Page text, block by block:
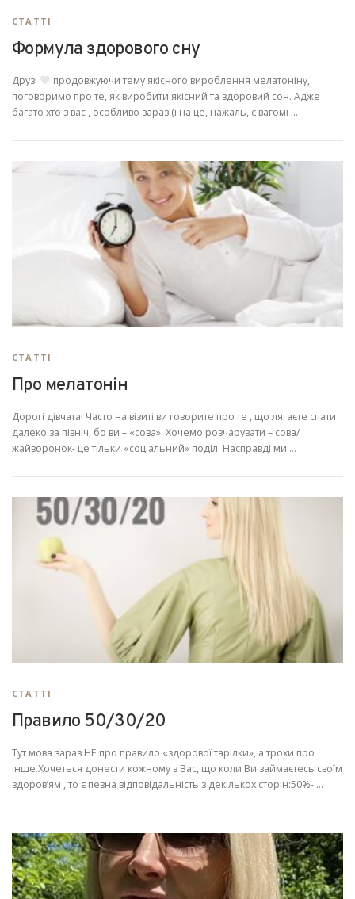
СТАТТІ
Формула здорового сну
Друзі
продовжуючи тему якісного вироблення мелатоніну,
поговоримо про те, як виробити якісний та здоровий сон. Адже
багато хто з вас , особливо зараз (і на це, нажаль, є вагомі …
СТАТТІ
Про мелатонін
Дорогі дівчата! Часто на візиті ви говорите про те , що лягаєте спати
далеко за північ, бо ви – «сова». Хочемо розчарувати – сова/
жайворонок- це тільки «соціальний» поділ. Насправді ми …
СТАТТІ
Правило 50/30/20
Тут мова зараз НЕ про правило «здорової тарілки», а трохи про
інше.Хочеться донести кожному з Вас, що коли Ви займаєтесь своїм
здоров’ям , то є певна відповідальність з декількох сторін:50%- …